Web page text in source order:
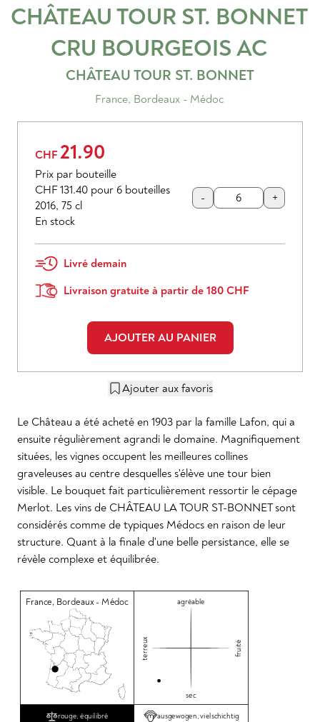
CHÂTEAU TOUR ST. BONNET
CRU BOURGEOIS AC
CHÂTEAU TOUR ST. BONNET
France, Bordeaux - Médoc
CHF 21.90
Prix par bouteille
CHF 131.40 pour 6 bouteilles
2016, 75 cl
En stock
- +
Livré demain
Livraison gratuite à partir de 180 CHF
AJOUTER AU PANIER
Ajouter aux favoris
Le Château a été acheté en 1903 par la famille Lafon, qui a
ensuite régulièrement agrandi le domaine. Magnifiquement
situées, les vignes occupent les meilleures collines
graveleuses au centre desquelles s'élève une tour bien
visible. Le bouquet fait particulièrement ressortir le cépage
Merlot. Les vins de CHÂTEAU LA TOUR ST-BONNET sont
considérés comme de typiques Médocs en raison de leur
structure. Quant à la finale d'une belle persistance, elle se
révèle complexe et équilibrée.
France, Bordeaux - Médoc agréable
terreux fruité
sec
rouge, équilibré ausgewogen, vielschichtig